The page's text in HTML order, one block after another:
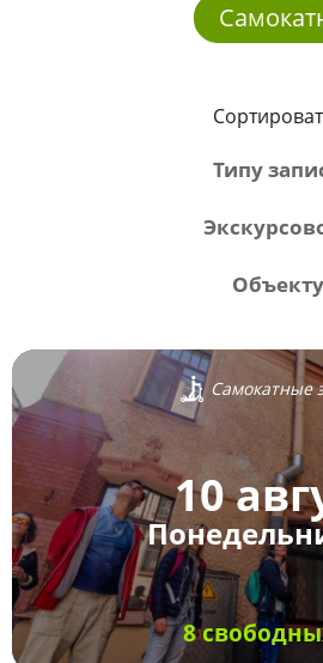
Типу
Объекту
Самокатные
10
8